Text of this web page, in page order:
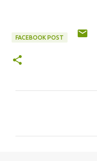
FACEBOOK POST